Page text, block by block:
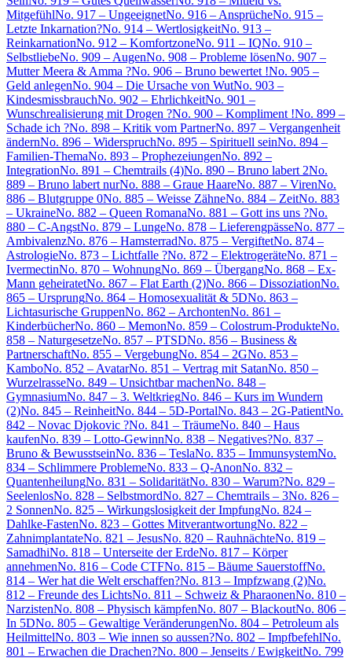
MitgefühlNo. 917 – UngeeignetNo. 916 – AnsprücheNo. 915 –
Letzte Inkarnation?No. 914 – WertlosigkeitNo. 913 –
ReinkarnationNo. 912 – KomfortzoneNo. 911 – IQNo. 910 –
SelbstliebeNo. 909 – AugenNo. 908 – Probleme lösenNo. 907 –
Mutter Meera & Amma ?No. 906 – Bruno bewertet !No. 905 –
Geld anlegenNo. 904 – Die Ursache von WutNo. 903 –
KindesmissbrauchNo. 902 – EhrlichkeitNo. 901 –
Wunschrealisierung mit Drogen ?No. 900 – Kompliment !No. 899 –
Schade ich ?No. 898 – Kritik vom PartnerNo. 897 – Vergangenheit
ändernNo. 896 – WiderspruchNo. 895 – Spirituell seinNo. 894 –
Familien-ThemaNo. 893 – ProphezeiungenNo. 892 –
IntegrationNo. 891 – Chemtrails (4)No. 890 – Bruno labert 2No.
889 – Bruno labert nurNo. 888 – Graue HaareNo. 887 – VirenNo.
886 – Blutgruppe 0No. 885 – Weisse ZähneNo. 884 – ZeitNo. 883
– UkraineNo. 882 – Queen RomanaNo. 881 – Gott ins uns ?No.
880 – C-AngstNo. 879 – LungeNo. 878 – LieferengpässeNo. 877 –
AmbivalenzNo. 876 – HamsterradNo. 875 – VergiftetNo. 874 –
AstrologieNo. 873 – Lichtfalle ?No. 872 – ElektrogeräteNo. 871 –
IvermectinNo. 870 – WohnungNo. 869 – ÜbergangNo. 868 – Ex-
Mann geheiratetNo. 867 – Flat Earth (2)No. 866 – DissoziationNo.
865 – UrsprungNo. 864 – Homosexualität & 5DNo. 863 –
Lichtasurische GruppenNo. 862 – ArchontenNo. 861 –
KinderbücherNo. 860 – MemonNo. 859 – Colostrum-ProdukteNo.
858 – NaturgesetzeNo. 857 – PTSDNo. 856 – Business &
PartnerschaftNo. 855 – VergebungNo. 854 – 2GNo. 853 –
KamboNo. 852 – AvatarNo. 851 – Vertrag mit SatanNo. 850 –
WurzelrasseNo. 849 – Unsichtbar machenNo. 848 –
GymnasiumNo. 847 – 3. WeltkriegNo. 846 – Kurs im Wundern
(2)No. 845 – ReinheitNo. 844 – 5D-PortalNo. 843 – 2G-PatientNo.
842 – Novac Djokovic ?No. 841 – TräumeNo. 840 – Haus
kaufenNo. 839 – Lotto-GewinnNo. 838 – Negatives?No. 837 –
Bruno & BewusstseinNo. 836 – TeslaNo. 835 – ImmunsystemNo.
834 – Schlimmere ProblemeNo. 833 – Q-AnonNo. 832 –
QuantenheilungNo. 831 – SolidaritätNo. 830 – Warum?No. 829 –
SeelenlosNo. 828 – SelbstmordNo. 827 – Chemtrails – 3No. 826 –
2 SonnenNo. 825 – Wirkungslosigkeit der ImpfungNo. 824 –
Dahlke-FastenNo. 823 – Gottes MitverantwortungNo. 822 –
ZahnimplantateNo. 821 – JesusNo. 820 – RauhnächteNo. 819 –
SamadhiNo. 818 – Unterseite der ErdeNo. 817 – Körper
annehmenNo. 816 – Code CTFNo. 815 – Bäume SauerstoffNo.
814 – Wer hat die Welt erschaffen?No. 813 – Impfzwang (2)No.
812 – Freunde des LichtsNo. 811 – Schweiz & PharaonenNo. 810 –
NarzistenNo. 808 – Physisch kämpfenNo. 807 – BlackoutNo. 806 –
In 5DNo. 805 – Gewaltige VeränderungenNo. 804 – Petroleum als
HeilmittelNo. 803 – Wie innen so aussen?No. 802 – ImpfbefehlNo.
801 – Erwachen die Drachen?No. 800 – Jenseits / EwigkeitNo. 799